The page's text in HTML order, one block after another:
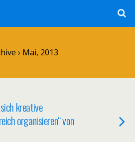
› Mai, 2013
kreative
organisieren“ von